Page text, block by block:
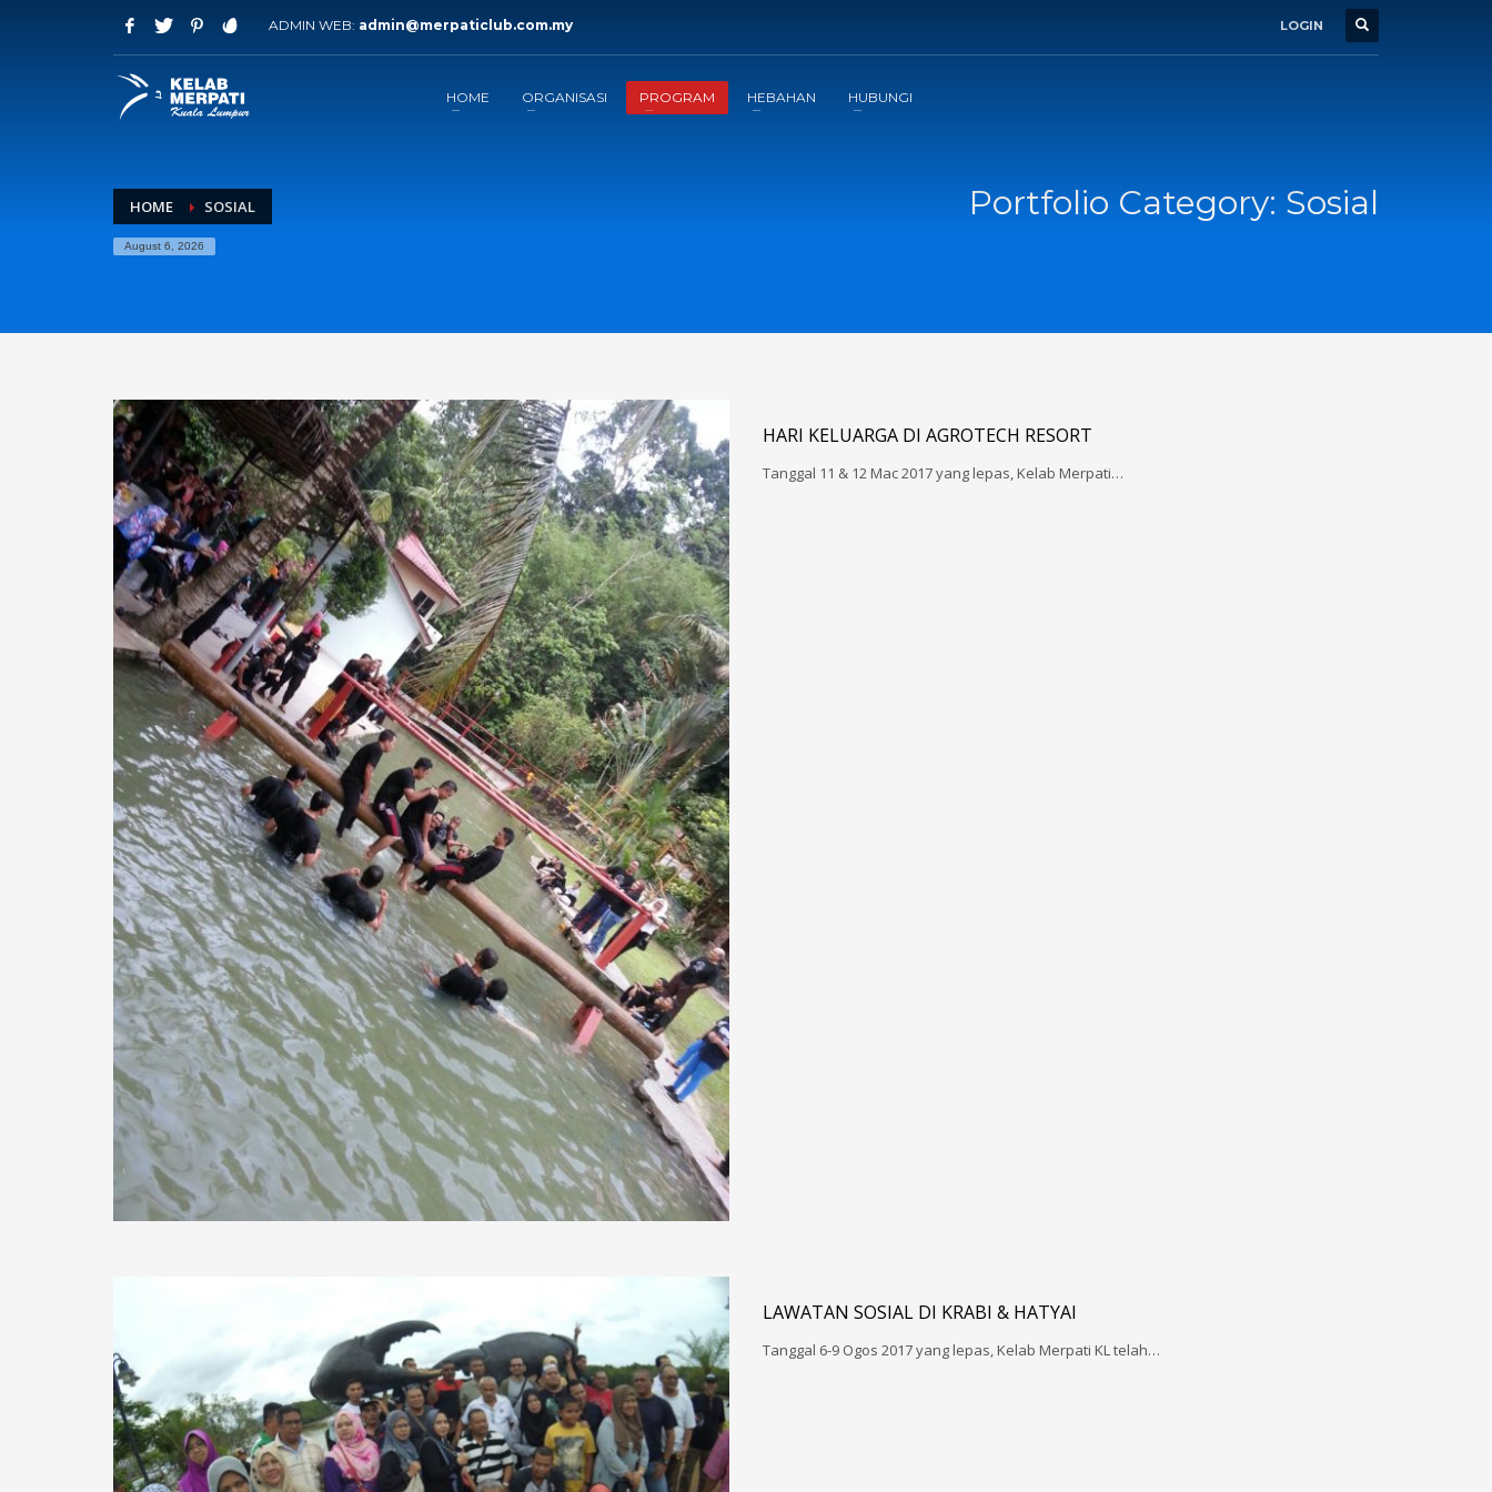
ADMIN WEB: admin@merpaticlub.com.my LOGIN
HOME ORGANISASI PROGRAM HEBAHAN HUBUNGI
HOME SOSIAL
August 6, 2026
Portfolio Category: Sosial
HARI KELUARGA DI AGROTECH RESORT
Tanggal 11 & 12 Mac 2017 yang lepas, Kelab Merpati…
LAWATAN SOSIAL DI KRABI & HATYAI
Tanggal 6-9 Ogos 2017 yang lepas, Kelab Merpati KL telah…